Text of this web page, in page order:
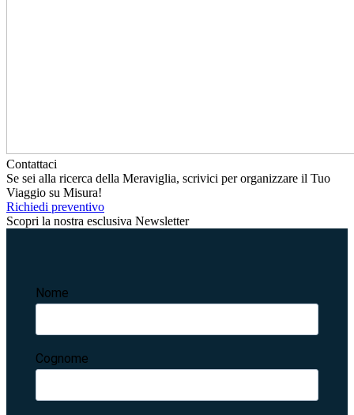
Contattaci
Se sei alla ricerca della Meraviglia, scrivici per organizzare il Tuo
Viaggio su Misura!
Richiedi preventivo
Scopri la nostra esclusiva Newsletter
Nome
Cognome